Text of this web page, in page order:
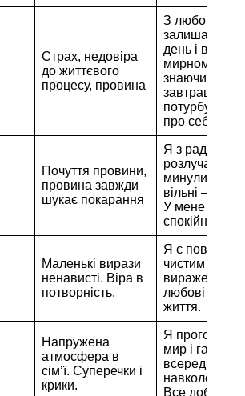
Страх, недовіра
до життєвого
процесу, провина
З любов’ю
залишаю я
день і
мирному сну,
знаючи, що
завтрашній
про себе.
Почуття провини,
провина завжди
шукає покарання
Я з радістю
розлучаюся з
минулим.
вільні — і я
У мене тепер
спокійно на
Маленькі вирази
ненависті. Віра в
потворність.
Я є повним і
чистим
вираженням
любові і
життя.
Напружена
атмосфера в
сім’ї. Суперечки і
крики.
Я
мир і
всередині
навколо
Все добре.